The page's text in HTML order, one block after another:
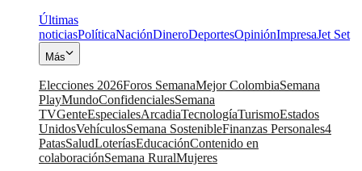
Últimas
noticiasPolíticaNaciónDineroDeportesOpiniónImpresaJet Set
Más
Elecciones 2026Foros SemanaMejor ColombiaSemana
PlayMundoConfidencialesSemana
TVGenteEspecialesArcadiaTecnologíaTurismoEstados
UnidosVehículosSemana SostenibleFinanzas Personales4
PatasSaludLoteríasEducaciónContenido en
colaboraciónSemana RuralMujeres